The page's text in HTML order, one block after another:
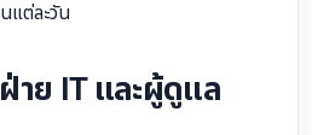
แต่ละวัน
าย IT และผู้ดูแล